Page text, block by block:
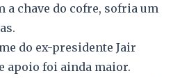
a chave do cofre, sofria um
do ex-presidente Jair
apoio foi ainda maior.